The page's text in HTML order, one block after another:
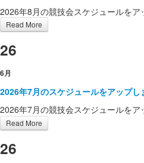
2026年8月の競技会スケジュールを
Read More
26
6月
2026年7月のスケジュールをアップし
2026年7月の競技会スケジュールを
Read More
26